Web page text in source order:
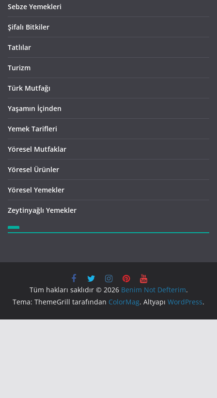
Sebze Yemekleri
Şifalı Bitkiler
Tatlılar
Turizm
Türk Mutfağı
Yaşamın İçinden
Yemek Tarifleri
Yöresel Mutfaklar
Yöresel Ürünler
Yöresel Yemekler
Zeytinyağlı Yemekler
Tüm hakları saklıdır © 2026 Benim Not Defterim.
Tema: ThemeGrill tarafından ColorMag. Altyapı WordPress.